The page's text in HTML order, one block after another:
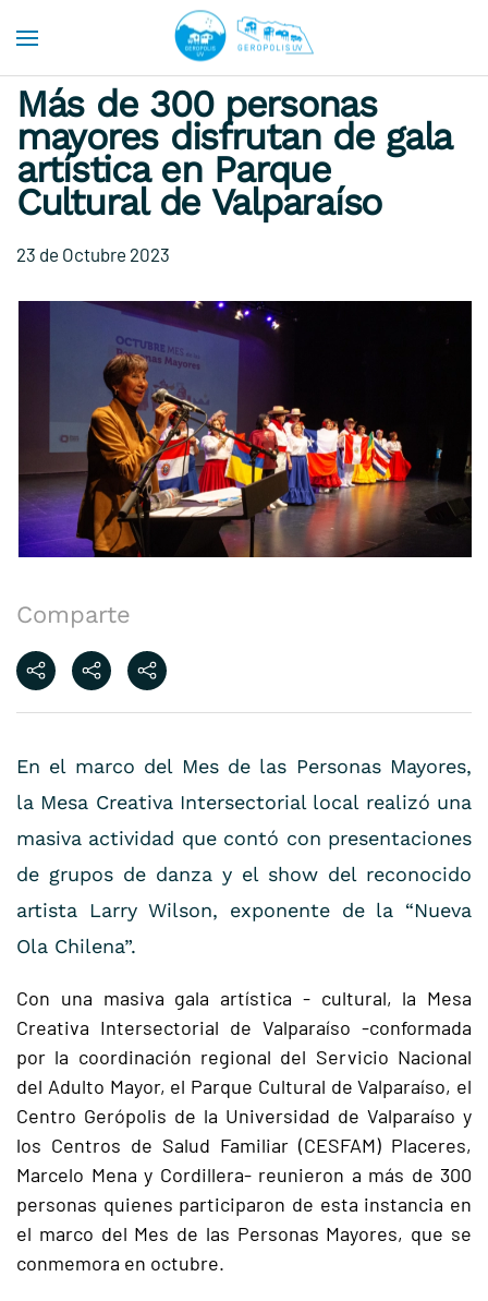
Skip to main content
Más de 300 personas
mayores disfrutan de gala
artística en Parque
Cultural de Valparaíso
23 de Octubre 2023
Comparte
En el marco del Mes de las Personas Mayores,
la Mesa Creativa Intersectorial local realizó una
masiva actividad que contó con presentaciones
de grupos de danza y el show del reconocido
artista Larry Wilson, exponente de la “Nueva
Ola Chilena”.
Con una masiva gala artística - cultural, la Mesa
Creativa Intersectorial de Valparaíso -conformada
por la coordinación regional del Servicio Nacional
del Adulto Mayor, el Parque Cultural de Valparaíso, el
Centro Gerópolis de la Universidad de Valparaíso y
los Centros de Salud Familiar (CESFAM) Placeres,
Marcelo Mena y Cordillera- reunieron a más de 300
personas quienes participaron de esta instancia en
el marco del Mes de las Personas Mayores, que se
conmemora en octubre.